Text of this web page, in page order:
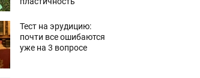
Тест на эрудицию:
почти все ошибаются
уже на 3 вопросе